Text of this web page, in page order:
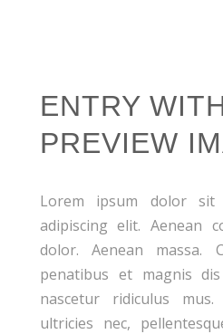
ENTRY
PREVIEW
Lorem ipsum dolor sit
adipiscing elit. Aenean
dolor. Aenean massa.
penatibus et magnis
nascetur ridiculus
ultricies nec,